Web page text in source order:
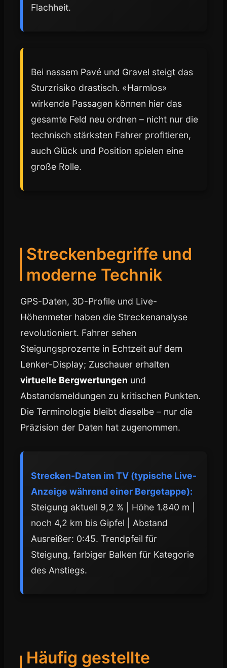
Flachheit.
Bei nassem Pavé und Gravel steigt das
Sturzrisiko drastisch. «Harmlos»
wirkende Passagen können hier das
gesamte Feld neu ordnen – nicht nur die
technisch stärksten Fahrer profitieren,
auch Glück und Position spielen eine
große Rolle.
Streckenbegriffe und
moderne Technik
GPS-Daten, 3D-Profile und Live-
Höhenmeter haben die Streckenanalyse
revolutioniert. Fahrer sehen
Steigungsprozente in Echtzeit auf dem
Lenker-Display; Zuschauer erhalten
virtuelle Bergwertungen und
Abstandsmeldungen zu kritischen Punkten.
Die Terminologie bleibt dieselbe – nur die
Präzision der Daten hat zugenommen.
Strecken-Daten im TV (typische Live-
Anzeige während einer Bergetappe):
Steigung aktuell 9,2 % | Höhe 1.840 m |
noch 4,2 km bis Gipfel | Abstand
Ausreißer: 0:45. Trendpfeil für
Steigung, farbiger Balken für Kategorie
des Anstiegs.
Häufig gestellte